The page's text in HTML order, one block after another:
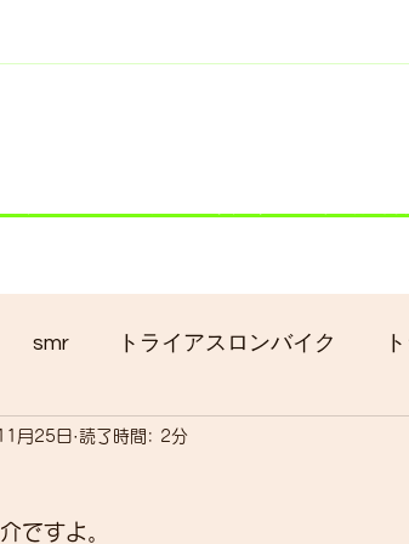
smr トライアスロンバイク
bici-okadaman
ロントシングル化
月25日 読了時間: 2分
ですよ。